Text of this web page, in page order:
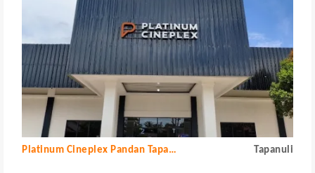
Platinum Cineplex Pandan Tapanuli Tengah Tapanuli